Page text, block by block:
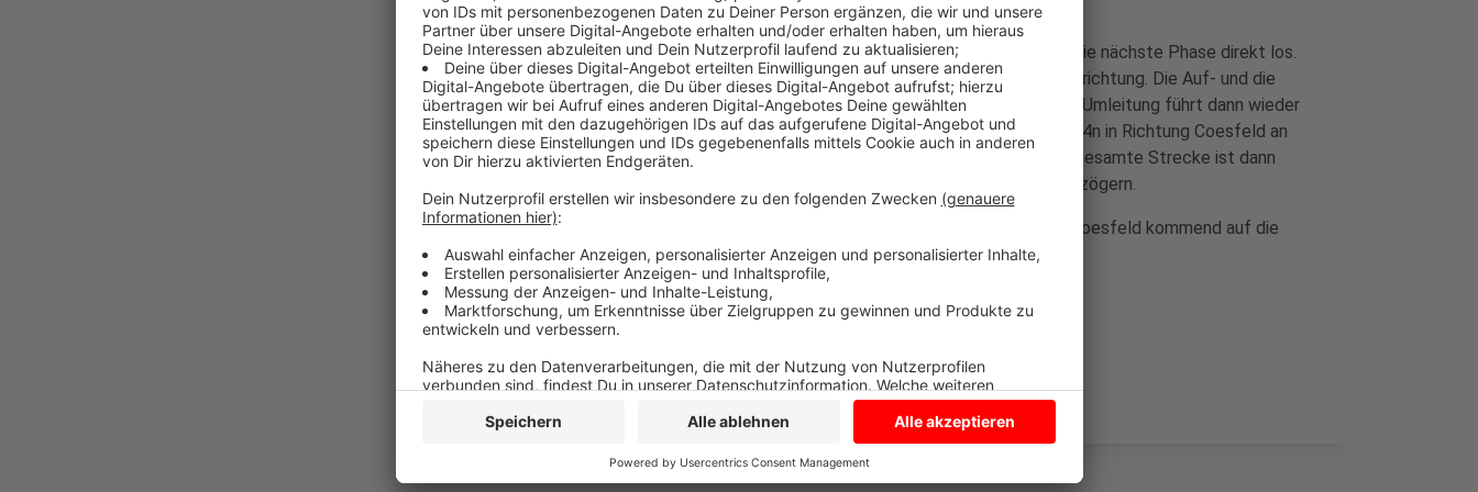
Die Sanierungsarbeiten sind hier abgeschlossen. Aber dann geht die nächste Phase direkt los.
Montagmittag (12 Uhr) sperrt der Landesbetrieb daher die Gegenrichtung. Die Auf- und die
Abfahrt aus und in Richtung Ruhrgebiet geht dann nicht mehr. Die Umleitung führt dann wieder
über die Aus- und Abfahrt Dülmen. Der Anschluss an die neue B474n in Richtung Coesfeld an
die Autobahn 43 erfolgt dann voraussichtlich im September. Die gesamte Strecke ist dann
aber noch nicht freigegeben, weil sich Arbeiten an Bauwerken verzögern.
Die komplette Freigabe der Anschlussstelle von der B474n aus Coesfeld kommend auf die
A43 ist für Ende November geplant.